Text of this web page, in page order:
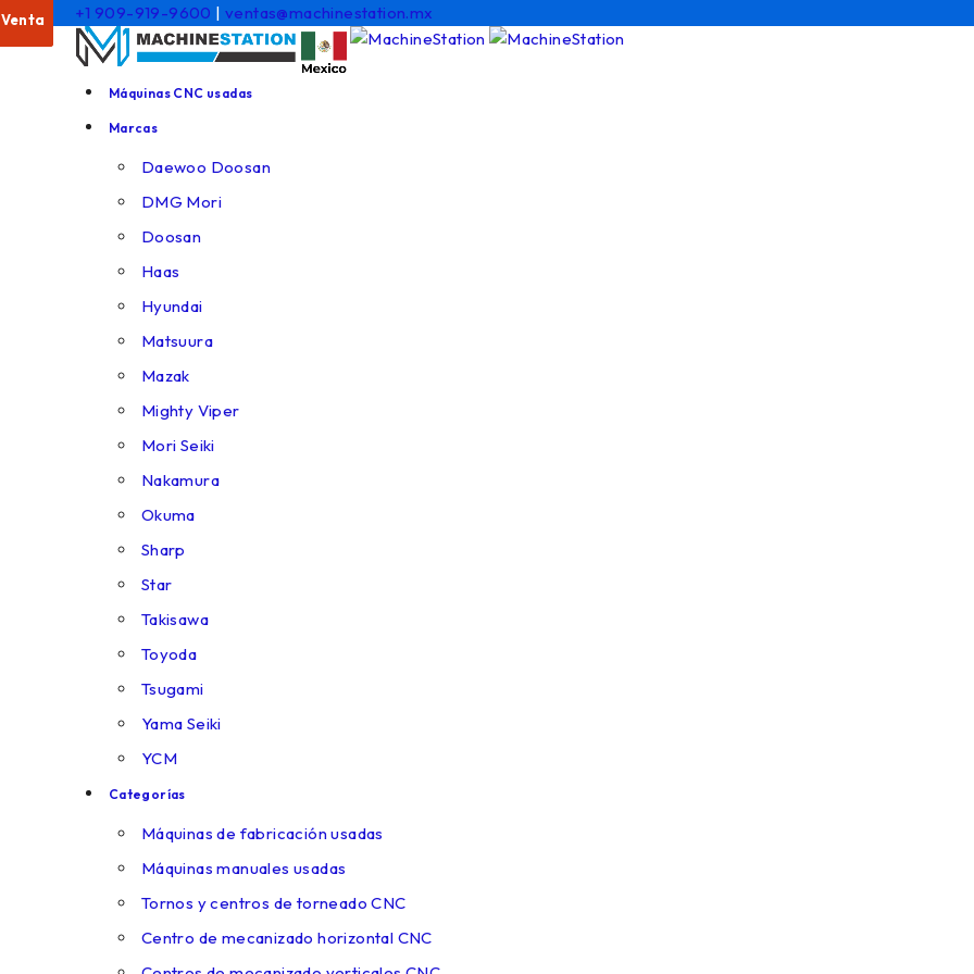
+1 909-919-9600 | ventas@machinestation.mx
Máquinas CNC usadas
Marcas
Daewoo Doosan
DMG Mori
Doosan
Haas
Hyundai
Matsuura
Mazak
Mighty Viper
Mori Seiki
Nakamura
Okuma
Sharp
Star
Takisawa
Toyoda
Tsugami
Yama Seiki
YCM
Categorías
Máquinas de fabricación usadas
Máquinas manuales usadas
Tornos y centros de torneado CNC
Centro de mecanizado horizontal CNC
Venta
Venta